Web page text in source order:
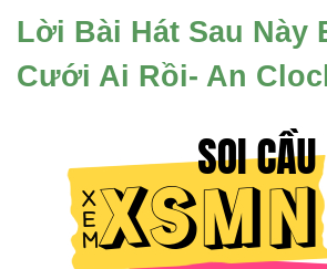
Lời Bài Hát Sau Này
Cưới Ai Rồi- An